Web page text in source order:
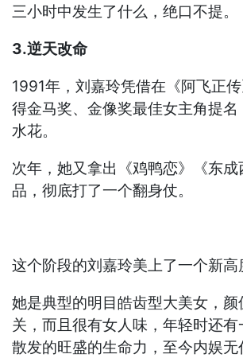
三小时中发生了什么，绝口不提。
3.逆天改命
1991年，刘嘉玲凭借在《阿飞正
得金马奖、金像奖最佳女主角提名
水花。
次年，她又拿出《鸡鸭恋》《东
品，彻底打了一个翻身仗。
这个阶段的刘嘉玲美上了一个新高
她是典型的明目皓齿型大美女，颜
关，而且很有女人味，年轻时还
散发的旺盛的生命力，至今内娱无